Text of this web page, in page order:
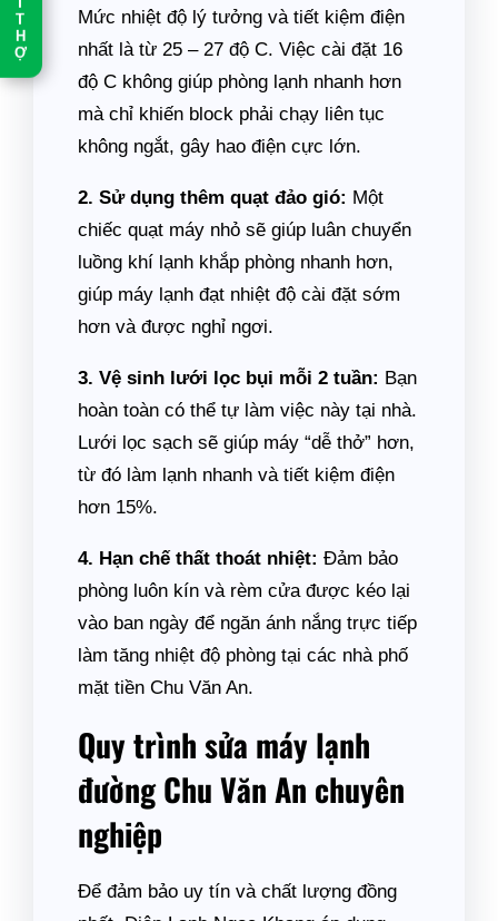
T
T
H
Ợ
Mức nhiệt độ lý tưởng và tiết kiệm điện
nhất là từ 25 – 27 độ C. Việc cài đặt 16
độ C không giúp phòng lạnh nhanh hơn
mà chỉ khiến block phải chạy liên tục
không ngắt, gây hao điện cực lớn.
2. Sử dụng thêm quạt đảo gió: Một
chiếc quạt máy nhỏ sẽ giúp luân chuyển
luồng khí lạnh khắp phòng nhanh hơn,
giúp máy lạnh đạt nhiệt độ cài đặt sớm
hơn và được nghỉ ngơi.
3. Vệ sinh lưới lọc bụi mỗi 2 tuần: Bạn
hoàn toàn có thể tự làm việc này tại nhà.
Lưới lọc sạch sẽ giúp máy “dễ thở” hơn,
từ đó làm lạnh nhanh và tiết kiệm điện
hơn 15%.
4. Hạn chế thất thoát nhiệt: Đảm bảo
phòng luôn kín và rèm cửa được kéo lại
vào ban ngày để ngăn ánh nắng trực tiếp
làm tăng nhiệt độ phòng tại các nhà phố
mặt tiền Chu Văn An.
Quy trình sửa máy lạnh
đường Chu Văn An chuyên
nghiệp
Để đảm bảo uy tín và chất lượng đồng